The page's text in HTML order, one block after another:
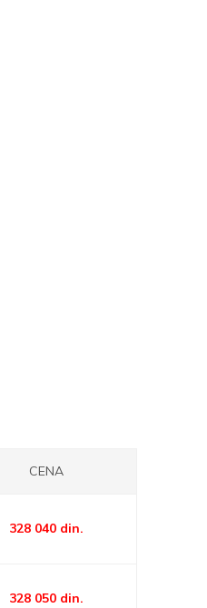
CENA
328 040din.
328 050din.